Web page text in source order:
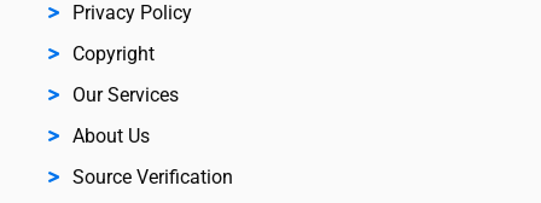
Privacy Policy
Copyright
Our Services
About Us
Source Verification